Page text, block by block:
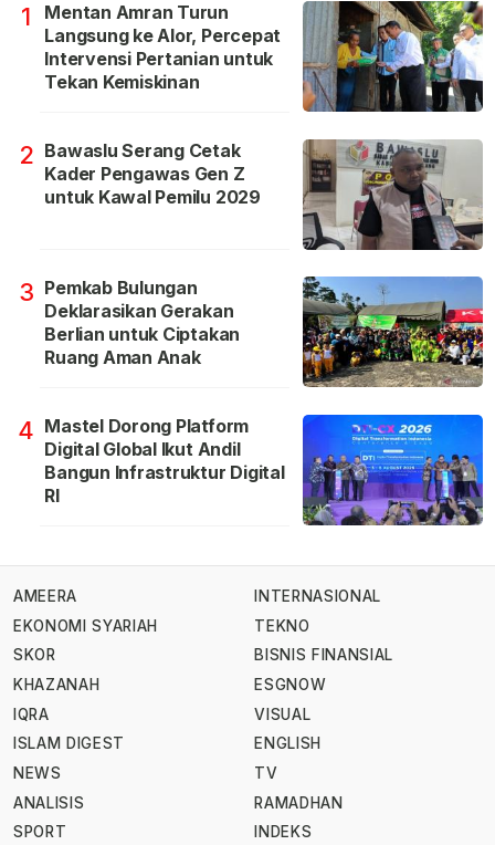
1
Mentan Amran Turun
Langsung ke Alor, Percepat
Intervensi Pertanian untuk
Tekan Kemiskinan
2 Bawaslu Serang Cetak
Kader Pengawas Gen Z
untuk Kawal Pemilu 2029
3 Pemkab Bulungan
Deklarasikan Gerakan
Berlian untuk Ciptakan
Ruang Aman Anak
4 Mastel Dorong Platform
Digital Global Ikut Andil
Bangun Infrastruktur Digital
RI
AMEERA
EKONOMI SYARIAH
SKOR
KHAZANAH
IQRA
ISLAM DIGEST
NEWS
ANALISIS
SPORT
INTERNASIONAL
TEKNO
BISNIS FINANSIAL
ESGNOW
VISUAL
ENGLISH
TV
RAMADHAN
INDEKS